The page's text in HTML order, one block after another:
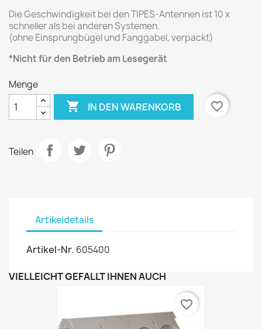
Die Geschwindigkeit bei den TIPES-Antennen ist 10 x
schneller als bei anderen Systemen.
(ohne Einsprungbügel und Fanggabel, verpackt)
*Nicht für den Betrieb am Lesegerät
Menge
 IN DEN WARENKORB favorite_border
Teilen
Artikeldetails
Artikel-Nr. 605400
VIELLEICHT GEFÄLLT IHNEN AUCH
favorite_border